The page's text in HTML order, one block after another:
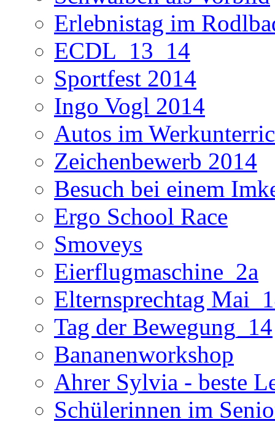
Erlebnistag im
ECDL_13_14
Sportfest 2014
Ingo Vogl 2014
Autos im
Zeichenbewerb 2014
Besuch bei einem
Ergo School Race
Smoveys
Eierflugmaschine_2a
Elternsprechtag
Tag der Bewegung_14
Bananenworkshop
Ahrer Sylvia - beste
Schülerinnen im